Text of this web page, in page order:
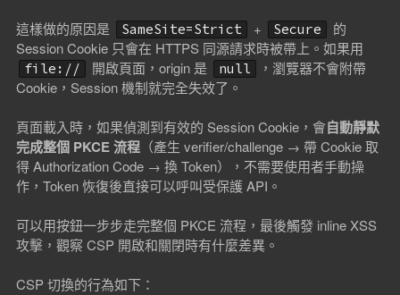
這樣做的原因是 SameSite=Strict + Secure
的
Session Cookie 只會在 HTTPS 同源請求時被帶上。如果用
file:// 開啟頁面，origin 是 null
，瀏覽器不會附帶
Cookie，Session 機制就完全失效了。
頁面載入時，如果偵測到有效的 Session Cookie，會自動靜默
完成整個 PKCE 流程（產生 verifier/challenge → 帶 Cookie 取
得 Authorization Code → 換 Token），不需要使用者手動操
作，Token 恢復後直接可以呼叫受保護 API。
可以用按鈕一步步走完整個 PKCE 流程，最後觸發 inline XSS
攻擊，觀察 CSP 開啟和關閉時有什麼差異。
CSP 切換的行為如下：